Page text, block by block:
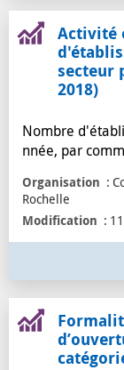
Activité
secteur
2018)
Nombre
nnée, par
Organisation
Rochelle
Modification